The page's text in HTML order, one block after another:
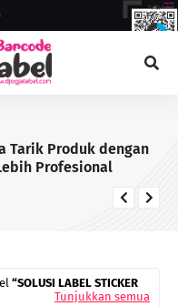
Tarik Produk dengan
Profesional
SOLUSI LABEL STICKER
Tunjukkan semua